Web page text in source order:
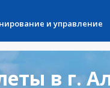
и управление
в г.